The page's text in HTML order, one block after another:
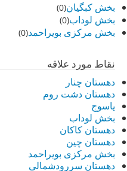
بخش کبگیان(0)
بخش لوداب(0)
بخش مرکزی بویراحمد(0)
نقاط مورد علاقه
دهستان چنار
دهستان دشت روم
یاسوج
بخش لوداب
دهستان کاکان
دهستان چین
بخش مرکزی بویراحمد
دهستان سررودشمالی